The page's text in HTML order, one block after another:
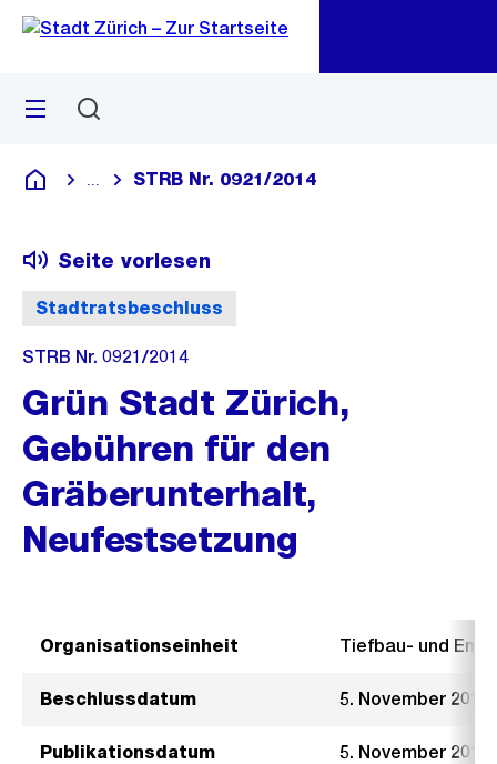
Navigation
Sprunglink
Menü
Deutsch
Blende alle Breadcrumbs ein
STRB Nr. 0921/2014
Stadtratsbeschluss
Seite vorlesen
STRB Nr. 0921/2014
Grün Stadt Zürich,
Gebühren für den
Gräberunterhalt,
Neufestsetzung
Organisationseinheit Tiefbau- und
Beschlussdatum 5. November 2014
Publikationsdatum 5. November 2014